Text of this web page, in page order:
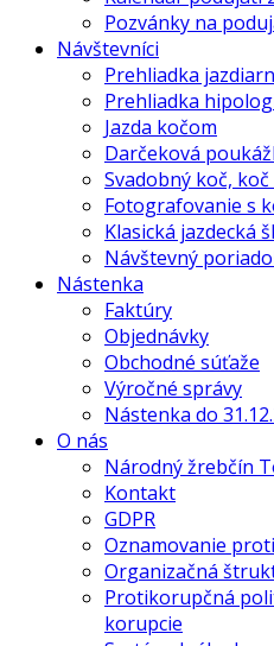
Pozvánky na
Návštevníci
Prehliadka
Prehliadka
Jazda kočom
Darčeková
Svadobný koč,
Fotografovanie s
Klasická jazdecká
Návštevný
Nástenka
Faktúry
Objednávky
Obchodné súťaže
Výročné správy
Nástenka do
O nás
Národný žrebčín
Kontakt
GDPR
Oznamovanie
Organizačná
Protikorupčná
korupcie